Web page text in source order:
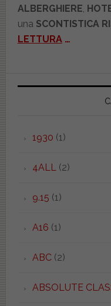
ALBERGHIERE,
una SCONTISTICA
LETTURA…
1930 (1)
4ALL(2)
9.15 (1)
A16 (1)
ABC(2)
ABSOLUTE